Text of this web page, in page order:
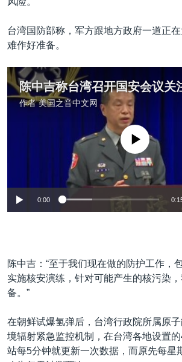
台湾国防部称，军方跟地方政府一道正
难作好准备。
作者美国之音中文网
没有媒体可用资源
0:00
陈中吉：“至于我们现在做的防护工作，
实施核安演练，针对可能产生的核污染
备。”
在朝鲜试爆氢弹后，台湾行政院所属原
境辐射紧急监控机制，在台湾各地设置
站每5分钟就更新一次数据，而原先每星